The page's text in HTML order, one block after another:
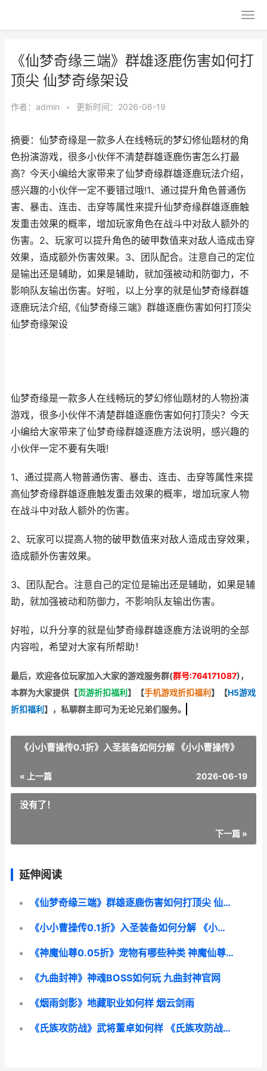
《仙梦奇缘三端》群雄逐鹿伤害如何打
顶尖 仙梦奇缘架设
作者： admin • 更新时间：2026-06-19
摘要：仙梦奇缘是一款多人在线畅玩的梦幻修仙题材的角
色扮演游戏，很多小伙伴不清楚群雄逐鹿伤害怎么打最
高？今天小编给大家带来了仙梦奇缘群雄逐鹿玩法介绍，
感兴趣的小伙伴一定不要错过哦!1、通过提升角色普通伤
害、暴击、连击、击穿等属性来提升仙梦奇缘群雄逐鹿触
发重击效果的概率，增加玩家角色在战斗中对敌人额外的
伤害。2、玩家可以提升角色的破甲数值来对敌人造成击穿
效果，造成额外伤害效果。3、团队配合。注意自己的定位
是输出还是辅助，如果是辅助，就加强被动和防御力，不
影响队友输出伤害。好啦，以上分享的就是仙梦奇缘群雄
逐鹿玩法介绍,《仙梦奇缘三端》群雄逐鹿伤害如何打顶尖
仙梦奇缘架设
仙梦奇缘是一款多人在线畅玩的梦幻修仙题材的人物扮演
游戏，很多小伙伴不清楚群雄逐鹿伤害如何打顶尖？今天
小编给大家带来了仙梦奇缘群雄逐鹿方法说明，感兴趣的
小伙伴一定不要有失哦!
1、通过提高人物普通伤害、暴击、连击、击穿等属性来提
高仙梦奇缘群雄逐鹿触发重击效果的概率，增加玩家人物
在战斗中对敌人额外的伤害。
2、玩家可以提高人物的破甲数值来对敌人造成击穿效果，
造成额外伤害效果。
3、团队配合。注意自己的定位是输出还是辅助，如果是辅
助，就加强被动和防御力，不影响队友输出伤害。
好啦，以升分享的就是仙梦奇缘群雄逐鹿方法说明的全部
内容啦，希望对大家有所帮助！
最后，欢迎各位玩家加入大家的游戏服务群(群号:764171087)，
本群为大家提供【页游折扣福利 】 【手机游戏折扣福利 】 【H5游戏
折扣福利 】 ，私聊群主即可为无论兄弟们服务。
《小小曹操传0.1折》入圣装备如何分解 《小小曹操传》
« 上一篇 2026-06-19
没有了！
下一篇 »
延伸阅读
《仙梦奇缘三端》群雄逐鹿伤害如何打顶尖 仙梦奇缘架设
《小小曹操传0.1折》入圣装备如何分解 《小小曹操传》
《神魔仙尊0.05折》宠物有哪些种类 神魔仙尊礼包领取
《九曲封神》神魂BOSS如何玩 九曲封神官网
《烟雨剑影》地藏职业如何样 烟云剑雨
《氏族攻防战》武将董卓如何样 《氏族攻防战》小说